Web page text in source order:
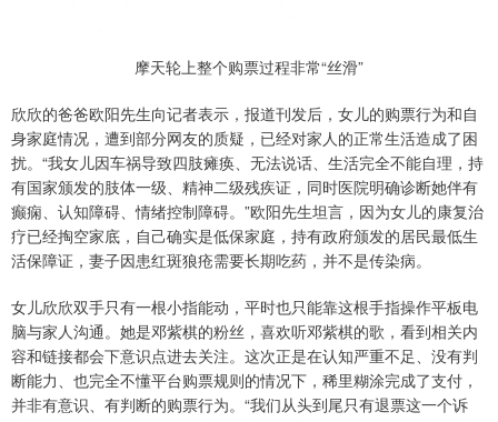
摩天轮上整个购票过程非常“丝滑”
欣欣的爸爸欧阳先生向记者表示，报道刊发后，女儿的购票行为和自
身家庭情况，遭到部分网友的质疑，已经对家人的正常生活造成了困
扰。“我女儿因车祸导致四肢瘫痪、无法说话、生活完全不能自理，持
有国家颁发的肢体一级、精神二级残疾证，同时医院明确诊断她伴有
癫痫、认知障碍、情绪控制障碍。”欧阳先生坦言，因为女儿的康复治
疗已经掏空家底，自己确实是低保家庭，持有政府颁发的居民最低生
活保障证，妻子因患红斑狼疮需要长期吃药，并不是传染病。
女儿欣欣双手只有一根小指能动，平时也只能靠这根手指操作平板电
脑与家人沟通。她是邓紫棋的粉丝，喜欢听邓紫棋的歌，看到相关内
容和链接都会下意识点进去关注。这次正是在认知严重不足、没有判
断能力、也完全不懂平台购票规则的情况下，稀里糊涂完成了支付，
并非有意识、有判断的购票行为。“我们从头到尾只有退票这一个诉